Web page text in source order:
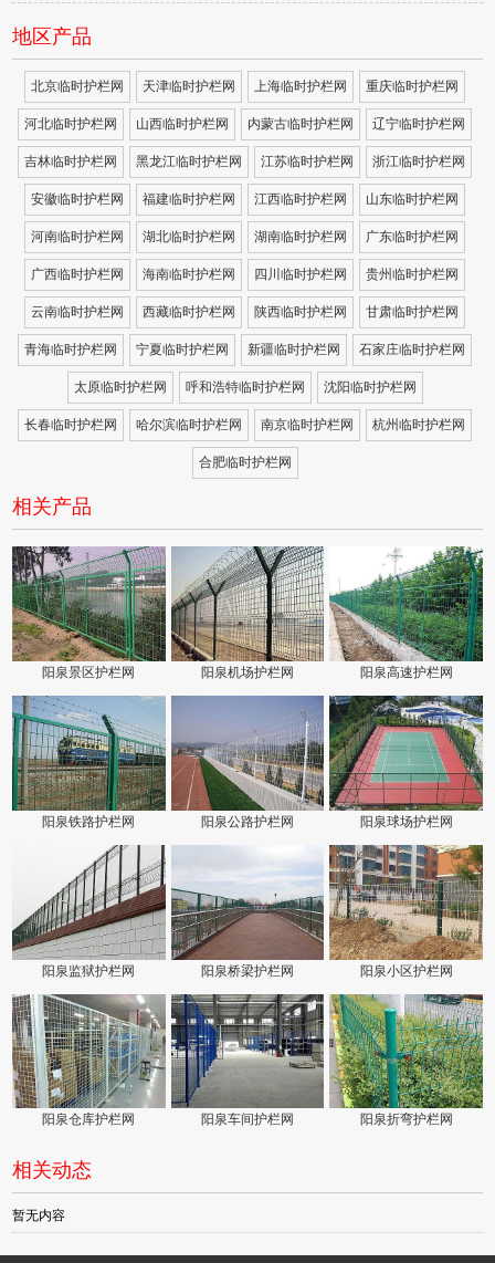
地区产品
北京临时护栏网 天津临时护栏网 上海临时护栏网 重庆临时护栏网
河北临时护栏网 山西临时护栏网 内蒙古临时护栏网 辽宁临时护栏网
吉林临时护栏网 黑龙江临时护栏网 江苏临时护栏网 浙江临时护栏网
安徽临时护栏网 福建临时护栏网 江西临时护栏网 山东临时护栏网
河南临时护栏网 湖北临时护栏网 湖南临时护栏网 广东临时护栏网
广西临时护栏网 海南临时护栏网 四川临时护栏网 贵州临时护栏网
云南临时护栏网 西藏临时护栏网 陕西临时护栏网 甘肃临时护栏网
青海临时护栏网 宁夏临时护栏网 新疆临时护栏网 石家庄临时护栏网
太原临时护栏网 呼和浩特临时护栏网 沈阳临时护栏网
长春临时护栏网 哈尔滨临时护栏网 南京临时护栏网 杭州临时护栏网
合肥临时护栏网
相关产品
阳泉景区护栏网 阳泉机场护栏网 阳泉高速护栏网
阳泉铁路护栏网 阳泉公路护栏网 阳泉球场护栏网
阳泉监狱护栏网 阳泉桥梁护栏网 阳泉小区护栏网
阳泉仓库护栏网 阳泉车间护栏网 阳泉折弯护栏网
相关动态
暂无内容